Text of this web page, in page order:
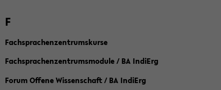
F
Fachsprachenzentrumskurse
Fachsprachenzentrumsmodule / BA IndiErg
Forum Offene Wissenschaft / BA IndiErg